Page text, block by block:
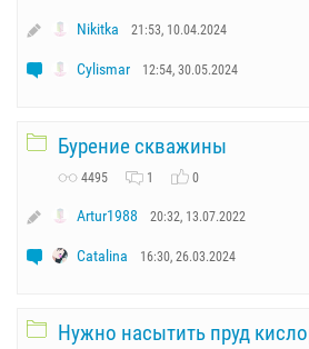
Nikitka 21:53, 10.04.2024
Cylismar 12:54, 30.05.2024
Бурение скважины
4495 1 0
Artur1988 20:32, 13.07.2022
Catalina 16:30, 26.03.2024
Нужно насытить пруд